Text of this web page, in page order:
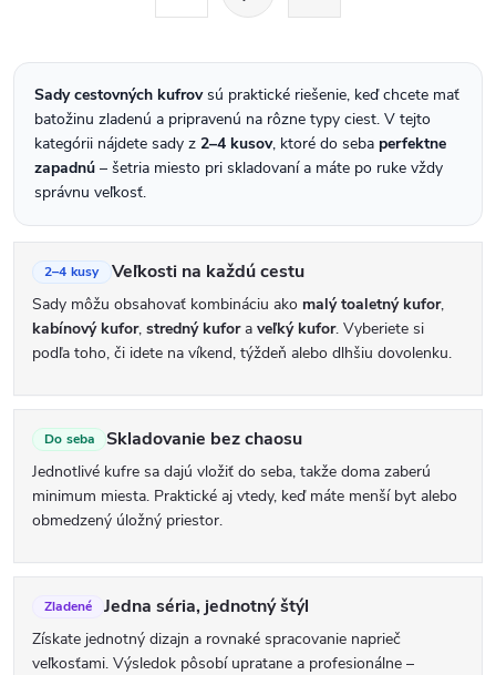
r
ý
á
a
Sady cestovných kufrovsú praktické riešenie, keď chcete mať
batožinu zladenú a pripravenú na rôzne typy ciest. V tejto
kategórii nájdete sady z 2–4 kusov, ktoré do seba perfektne
zapadnú – šetria miesto pri skladovaní a máte po ruke vždy
správnu veľkosť.
2–4 kusy Veľkosti na každú cestu
Sady môžu obsahovať kombináciu ako malý toaletný kufor,
kabínový kufor, stredný kufora veľký kufor. Vyberiete si
podľa toho, či idete na víkend, týždeň alebo dlhšiu dovolenku.
Do seba Skladovanie bez chaosu
Jednotlivé kufre sa dajú vložiť do seba, takže doma zaberú
minimum miesta. Praktické aj vtedy, keď máte menší byt alebo
obmedzený úložný priestor.
Zladené Jedna séria, jednotný štýl
Získate jednotný dizajn a rovnaké spracovanie naprieč
veľkosťami. Výsledok pôsobí upratane a profesionálne –